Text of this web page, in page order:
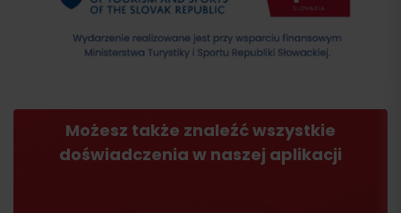
Możesz także znaleźć wszystkie
doświadczenia w naszej aplikacji